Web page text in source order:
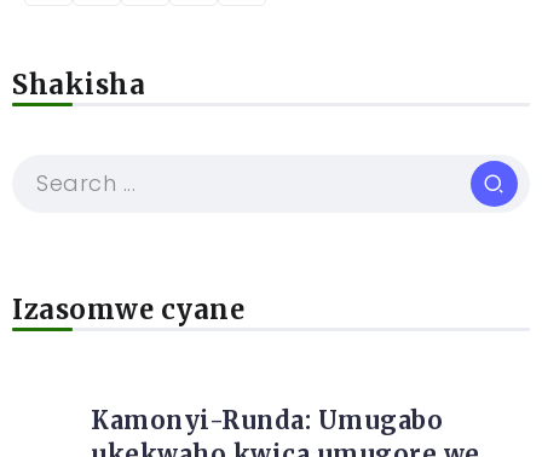
Shakisha
Izasomwe cyane
Kamonyi-Runda: Umugabo